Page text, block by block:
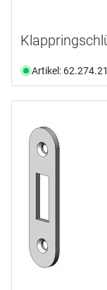
Artikel: